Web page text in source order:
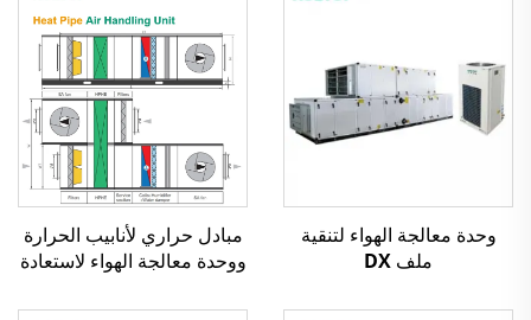
وحدة معالجة الهواء لتنقية
ملف DX
مبادل حراري لأنابيب الحرارة
ووحدة معالجة الهواء لاستعادة